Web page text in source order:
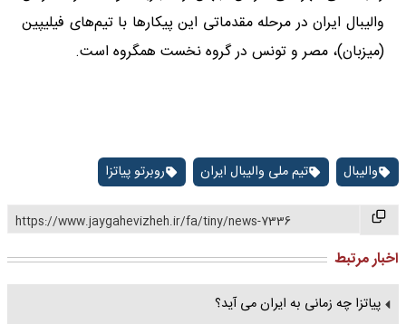
والیبال ایران در مرحله مقدماتی این پیکارها با تیم‌های فیلیپین
(میزبان)، مصر و تونس در گروه نخست همگروه است.
والیبال تیم ملی والیبال ایران روبرتو پیاتزا
https://www.jaygahevizheh.ir/fa/tiny/news-7336
اخبار مرتبط
پیاتزا چه زمانی به ایران می آید؟